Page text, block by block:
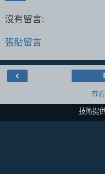
沒有留言:
張貼留言
‹
查
技術提供